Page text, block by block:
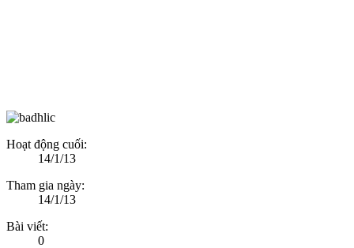
Hoạt động cuối:
14/1/13
Tham gia ngày:
14/1/13
Bài viết:
0